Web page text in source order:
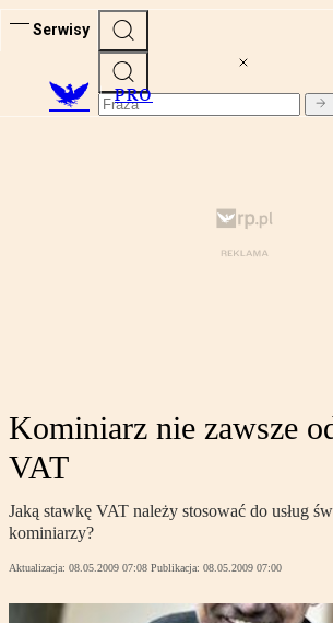
Serwisy
PRO
Kominiarz nie zawsze
VAT
Jaką stawkę VAT należy stosować do usług
kominiarzy?
Aktualizacja: 08.05.2009 07:08 Publikacja: 08.05.2009 07:00